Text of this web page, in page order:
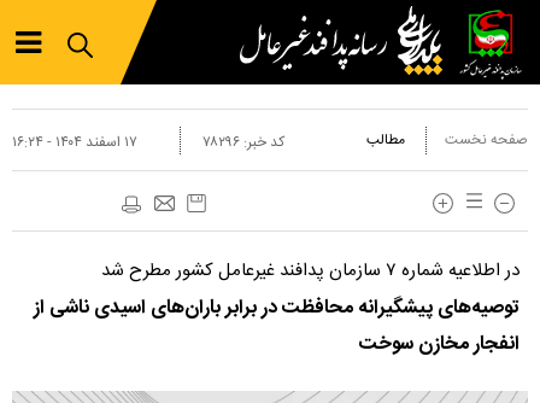
صفحه نخست مطالب ۱۷ اسفند ۱۴۰۴ - ۱۶:۲۴ کد خبر:۷۸۲۹۶
د‌ر اطلاعیه شماره ۷ سازمان پدافند غیرعامل کشور مطرح شد
توصیه‌های پیشگیرانه محافظت در برابر باران‌های اسیدی ناشی از
انفجار مخازن سوخت